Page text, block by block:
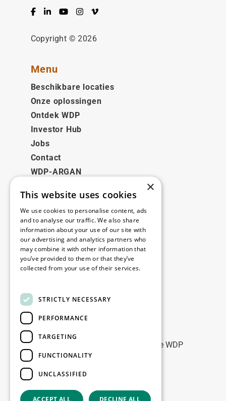
Facebook
LinkedInYouTubeInstagram
Vimeo
Copyright © 2026
Menu
Beschikbare locaties
Onze oplossingen
Ontdek WDP
Investor Hub
Jobs
Contact
WDP-ARGAN
Juridisch
Disclaimer
Privacybeleid
Cookie Policy
Contact
Blijf op de hoogte
Blijf up-to-date: meld u aan voor onze WDP
Marketing nieuwsbrieven
×
This website uses cookies
We use cookies to personalise content, ads
and to analyse our traffic. We also share
information about your use of our site with
our advertising and analytics partners who
may combine it with other information that
you’ve provided to them or that they’ve
collected from your use of their services.
STRICTLY NECESSARY
PERFORMANCE
TARGETING
FUNCTIONALITY
UNCLASSIFIED
ACCEPT ALL DECLINE ALL